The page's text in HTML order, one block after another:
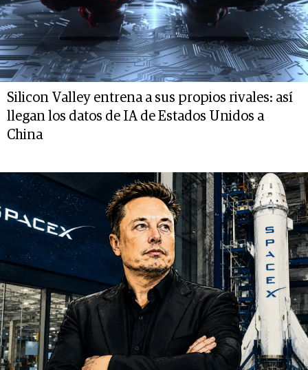
Silicon Valley entrena a sus propios rivales: así
llegan los datos de IA de Estados Unidos a
China